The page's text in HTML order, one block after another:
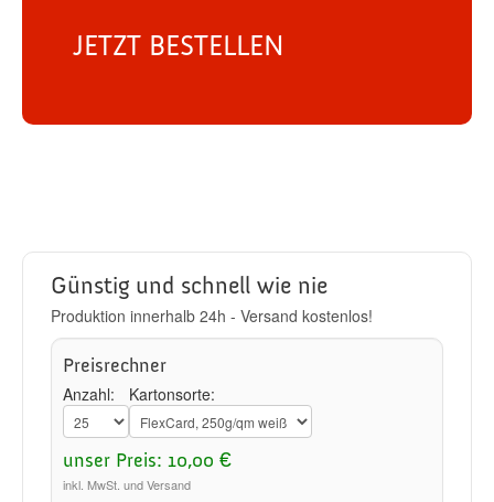
JETZT BESTELLEN
Günstig und schnell wie nie
Produktion innerhalb 24h - Versand kostenlos!
Preisrechner
Anzahl: Kartonsorte:
unser Preis: 10,00 €
inkl. MwSt. und Versand